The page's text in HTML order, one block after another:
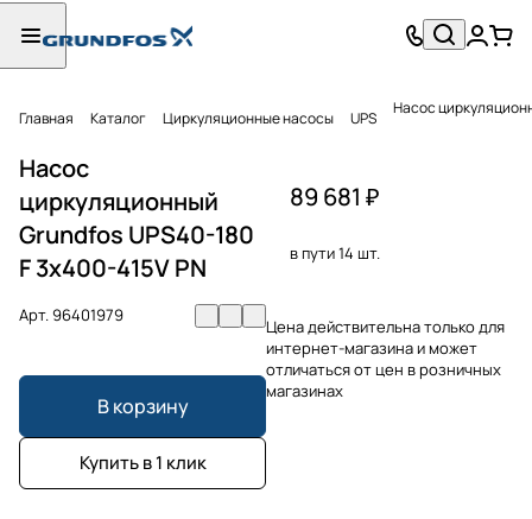
Главная Каталог Циркуляционные насосы UPS Насос
Насос
циркуляционный
Grundfos UPS40-180
F 3x400-415V PN
Арт.96401979
В корзину
Купить в 1 клик
89 681 ₽
в пути 14 шт.
Цена действительна только для
интернет-магазина и может
отличаться от цен в розничных
магазинах